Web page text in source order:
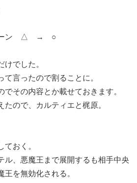
ーン △ → ○
けでした。
言ったので割ることに。
でその内容とか載せておきます。
ので、カルティエと梶原。
ておく。
ル、悪魔王まで展開するも相手中央
王を無効化される。